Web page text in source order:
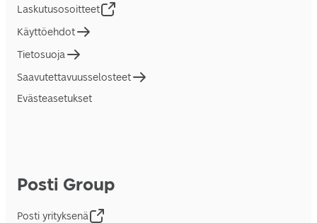
Laskutusosoitteet
Käyttöehdot
Tietosuoja
Saavutettavuusselosteet
Evästeasetukset
Posti Group
Posti yrityksenä